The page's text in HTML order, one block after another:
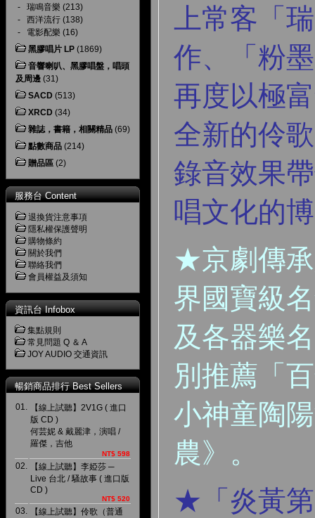
- 瑞鳴音樂 (213)
- 西洋流行 (138)
- 電影配樂 (16)
黑膠唱片 LP (1869)
音響喇叭、黑膠唱盤，唱頭
及周邊 (31)
SACD (513)
XRCD (34)
雜誌，書籍，相關精品 (69)
點數商品 (214)
贈品區 (2)
服務台 Content
退換貨注意事項
隱私權保護聲明
購物條約
關於我們
聯絡我們
會員權益及須知
資訊台 Infobox
集點規則
常見問題 Q ＆ A
JOY AUDIO 交通資訊
暢銷商品排行 Best Sellers
01.
【線上試聽】2V1G ( 進口
版 CD )
何芸妮 & 戴麗津，演唱 /
羅傑，吉他
NT$ 598
02.
【線上試聽】李婭莎 ─
Live 台北 / 騷故事 ( 進口版
CD )
NT$ 520
03.
【線上試聽】伶歌（普通
上常客「
作、「粉
再度以極
全新的伶
錄音效果
唱文化的
★京劇傳
界國寶級
及各器樂
別推薦「
小神童陶
農》。
★「炎黃